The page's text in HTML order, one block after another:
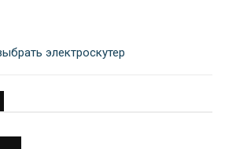
электроскутер